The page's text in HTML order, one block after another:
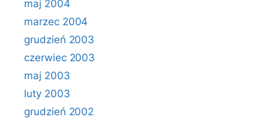
maj 2004
marzec 2004
grudzień 2003
czerwiec 2003
maj 2003
luty 2003
grudzień 2002